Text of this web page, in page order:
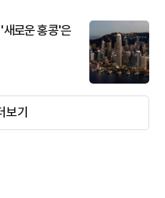
로운 홍콩'은
보기